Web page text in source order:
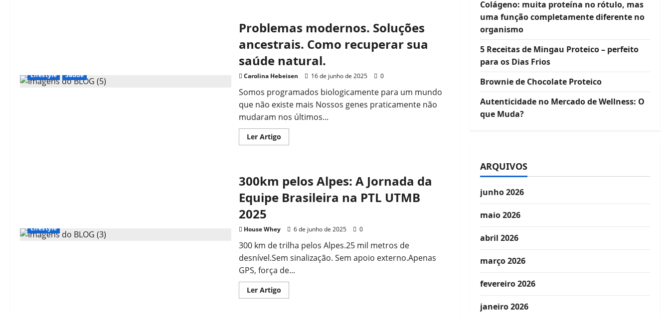
tabela
nutricional
dos
nossos
muda
entre
os
sabores?
por
que
isso
é,
na
verdade,
um
ótimo
Lifestyle Saúde
Problemas modernos. Soluções
ancestrais. Como recuperar sua
saúde natural.
Carolina Hebeisen 16 de junho de 2025 0
Somos programados biologicamente para um mundo
que não existe mais Nossos genes praticamente não
mudaram nos últimos...
Ler ArtigoRead
more
ancestrais.
Como
recuperar
sua
Lifestyle
300km pelos Alpes: A Jornada da
Equipe Brasileira na PTL UTMB
2025
House Whey 6 de junho de 2025 0
300 km de trilha pelos Alpes.25 mil metros de
desnível.Sem sinalização. Sem apoio externo.Apenas
GPS, força de...
Ler ArtigoRead
more
Colágeno: muita proteína no rótulo, mas
uma função completamente diferente no
organismo
5 Receitas de Mingau Proteico – perfeito
para os Dias Frios
Brownie de Chocolate Proteico
Autenticidade no Mercado de Wellness: O
que Muda?
ARQUIVOS
junho 2026
maio 2026
abril 2026
março 2026
fevereiro 2026
janeiro 2026